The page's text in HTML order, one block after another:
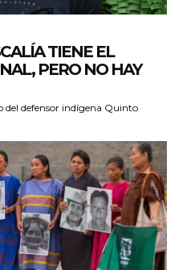
TIENE EL
PERO NO HAY
del defensor indígena Quinto